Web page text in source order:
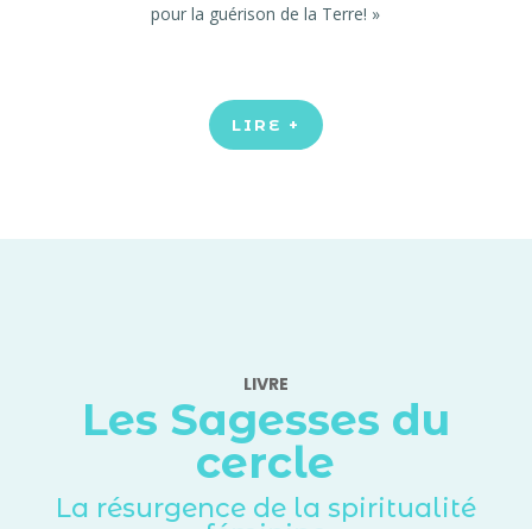
pour la guérison de la Terre! »
LIRE +
LIVRE
Les Sagesses du
cercle
La résurgence de la spiritualité